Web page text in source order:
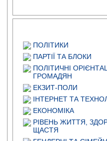
ПОЛІТИКИ
ПАРТІЇ ТА БЛОКИ
ПОЛІТИЧНІ
ГРОМАДЯН
ЕКЗИТ-ПОЛИ
ІНТЕРНЕТ ТА
ЕКОНОМІКА
РІВЕНЬ ЖИТТЯ,
ЩАСТЯ